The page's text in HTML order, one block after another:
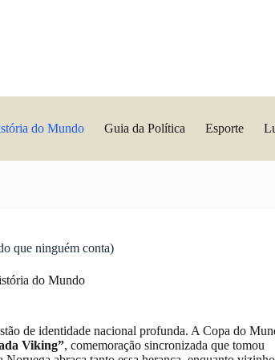
do Mundo Guia da Política Esporte
que ninguém conta)
do Mundo
de identidade nacional profunda. A Copa do
Viking”, comemoração sincronizada que tomou